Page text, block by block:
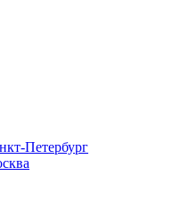
Петербург